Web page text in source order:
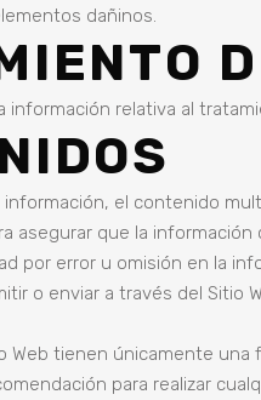
dañinos.
información relativa al
información, el contenido
asegurar que la
por error u omisión en la
o enviar a través del
Web tienen únicamente
para realizar